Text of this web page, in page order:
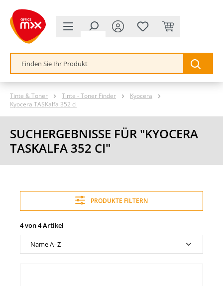
springen
Tinte & Toner Tinte - Toner Finder
Kyocera
Kyocera TASKalfa 352 ci
SUCHERGEBNISSE FÜR "KYOCERA
TASKALFA 352 CI"
PRODUKTE FILTERN
4 von 4 Artikel